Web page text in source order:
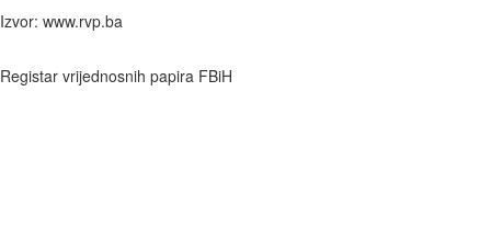
Izvor: www.rvp.ba
Registar vrijednosnih papira FBiH